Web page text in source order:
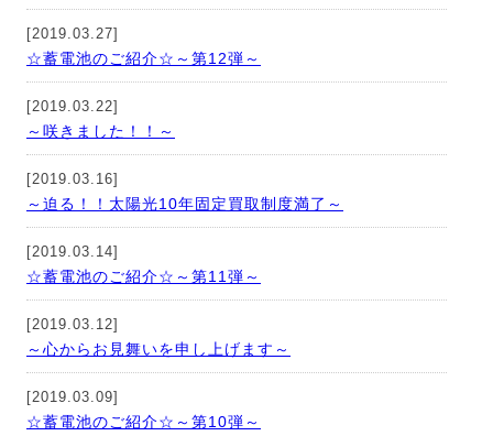
[2019.03.27]
☆蓄電池のご紹介☆～第12弾～
[2019.03.22]
～咲きました！！～
[2019.03.16]
～迫る！！太陽光10年固定買取制度満了～
[2019.03.14]
☆蓄電池のご紹介☆～第11弾～
[2019.03.12]
～心からお見舞いを申し上げます～
[2019.03.09]
☆蓄電池のご紹介☆～第10弾～